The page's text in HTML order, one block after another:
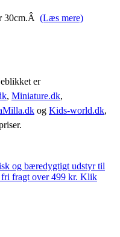
30cm.Â (Læs mere)
er
, Miniature.dk,
og Kids-world.dk,
og bæredygtigt udstyr til
fri fragt over 499 kr. Klik